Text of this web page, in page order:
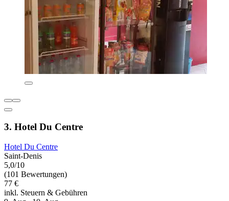
3. Hotel Du Centre
Hotel Du Centre
Saint-Denis
5,0/10
(101 Bewertungen)
77 €
inkl. Steuern & Gebühren